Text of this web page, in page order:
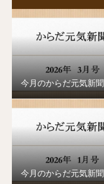
今月のからだ元気新聞
今月のからだ元気新聞